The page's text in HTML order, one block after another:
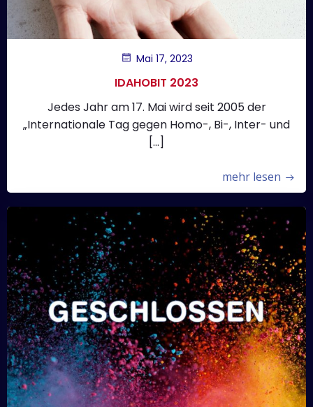
Mai 17, 2023
IDAHOBIT 2023
Jedes Jahr am 17. Mai wird seit 2005 der
„Internationale Tag gegen Homo-, Bi-, Inter- und
[…]
mehr lesen